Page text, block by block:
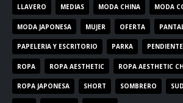
LLAVERO MEDIAS MODA CHINA MODA
MODA JAPONESA MUJER OFERTA
PAPELERIA Y ESCRITORIO PARKA
ROPA ROPA AESTHETIC ROPA AESTHETIC
ROPA JAPONESA SHORT SOMBRERO